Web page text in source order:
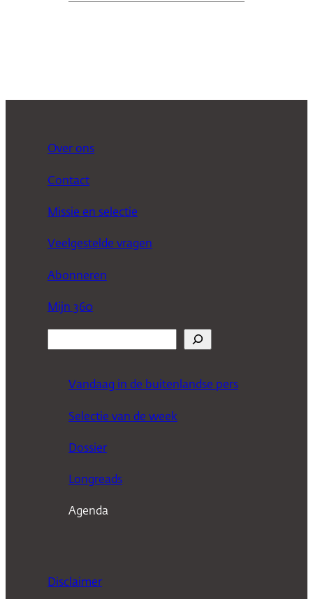
Over ons
Contact
Missie en selectie
Veelgestelde vragen
Abonneren
Mijn 360
Vandaag in de buitenlandse pers
Selectie van de week
Dossier
Longreads
Agenda
Disclaimer